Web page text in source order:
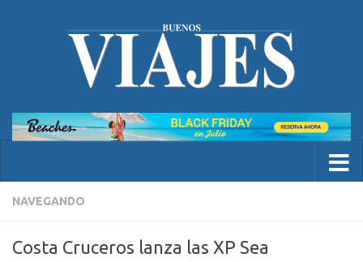
NAVEGANDO
Costa Cruceros lanza las XP Sea